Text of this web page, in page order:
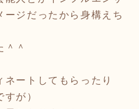
ージだったから身構えち
＾
ートしてもらったり
が）